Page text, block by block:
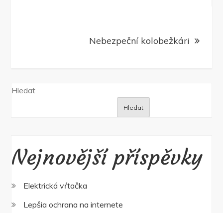
Nebezpeční kolobežkári
Hledat
Hledat
Nejnovější příspěvky
Elektrická vŕtačka
Lepšia ochrana na internete